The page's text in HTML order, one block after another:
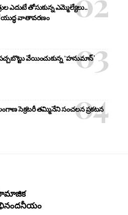
ఎదుటే తోసుకున్న ఎమ్మెల్యేలు..
యుద్ధ వాతావరణం
వేయించుకున్న ‘హనుమాన్’
సెక్రటరీ తమ్మినేని సంచలన ప్రకటన